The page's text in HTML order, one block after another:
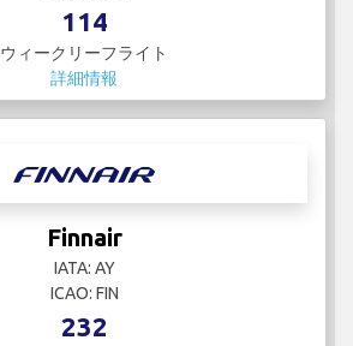
114
ウィークリーフライト
詳細情報
Finnair
IATA: AY
ICAO: FIN
232